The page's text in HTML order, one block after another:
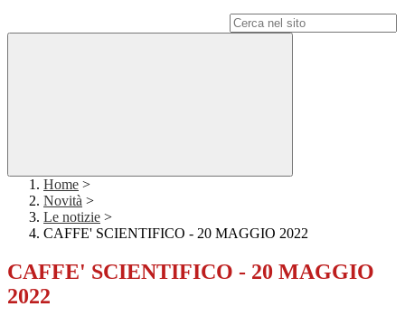
Home >
Novità >
Le notizie >
CAFFE' SCIENTIFICO - 20 MAGGIO 2022
CAFFE' SCIENTIFICO - 20 MAGGIO
2022